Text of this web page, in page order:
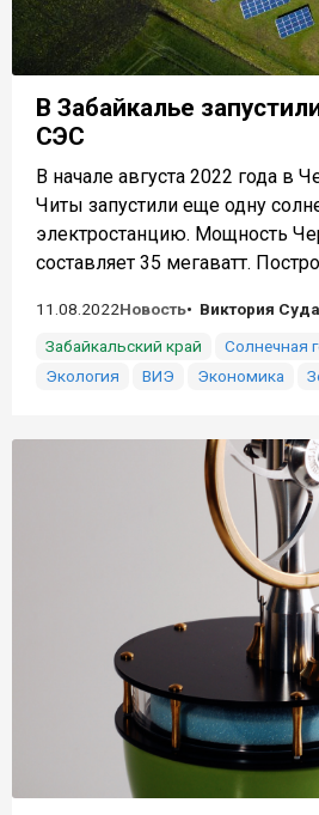
В Забайкалье
СЭС
В начале августа 2022 года в
Читы запустили еще одну
электростанцию. Мощность
составляет 35 мегаватт.
11.08.2022Новость
Виктория
Забайкальский край
Солнечная
Экология
ВИЭ Экономика